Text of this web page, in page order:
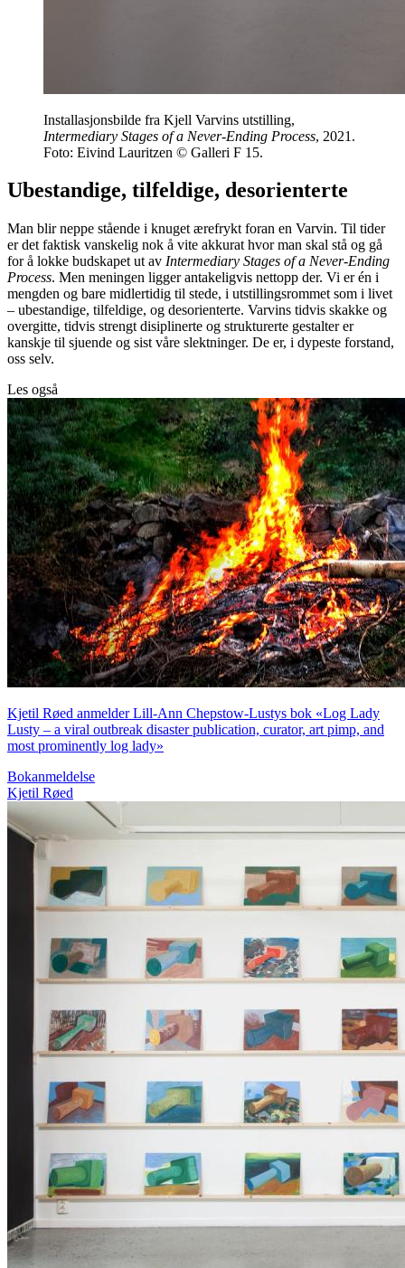
Installasjonsbilde fra Kjell Varvins utstilling,
Intermediary Stages of a Never-Ending Process, 2021.
Foto: Eivind Lauritzen © Galleri F 15.
Ubestandige, tilfeldige, desorienterte
Man blir neppe stående i knuget ærefrykt foran en Varvin. Til tider
er det faktisk vanskelig nok å vite akkurat hvor man skal stå og gå
for å lokke budskapet ut av Intermediary Stages of a Never-Ending
Process. Men meningen ligger antakeligvis nettopp der. Vi er én i
mengden og bare midlertidig til stede, i utstillingsrommet som i livet
– ubestandige, tilfeldige, og desorienterte. Varvins tidvis skakke og
overgitte, tidvis strengt disiplinerte og strukturerte gestalter er
kanskje til sjuende og sist våre slektninger. De er, i dypeste forstand,
oss selv.
Les også
Kjetil Røed anmelder Lill-Ann Chepstow-Lustys bok «Log Lady
Lusty – a viral outbreak disaster publication, curator, art pimp, and
most prominently log lady»
Bokanmeldelse
Kjetil Røed